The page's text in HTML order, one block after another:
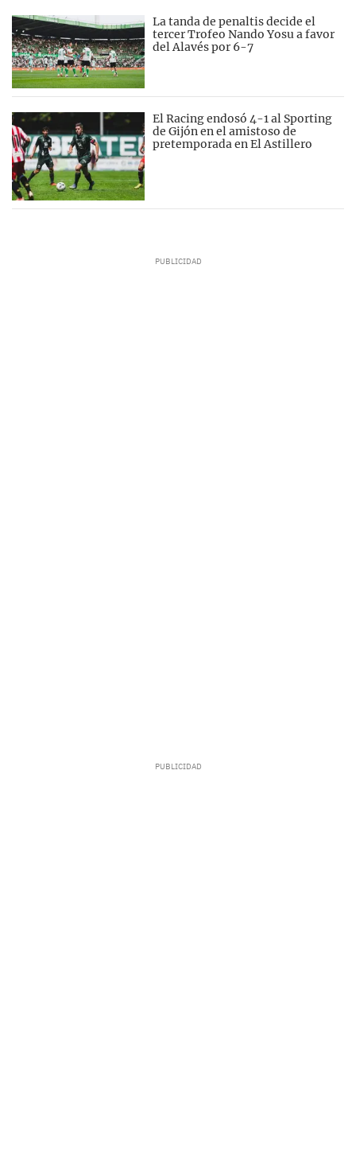
La tanda de penaltis decide el
tercer Trofeo Nando Yosu a favor
del Alavés por 6-7
El Racing endosó 4-1 al Sporting
de Gijón en el amistoso de
pretemporada en El Astillero